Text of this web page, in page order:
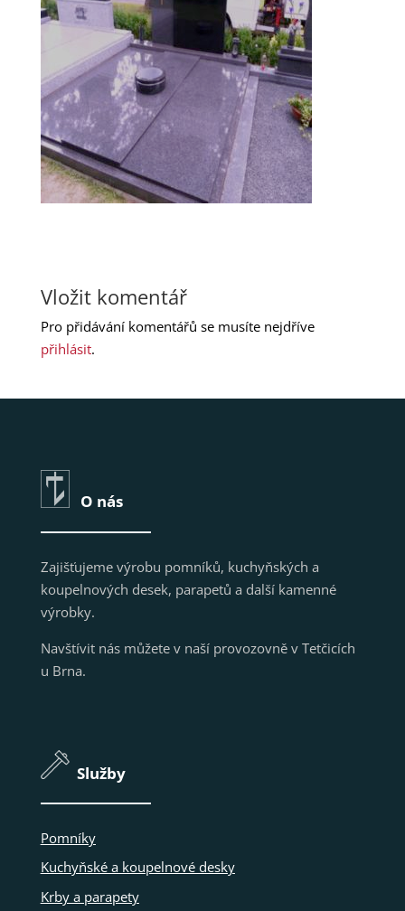
Vložit komentář
Pro přidávání komentářů se musíte nejdříve
přihlásit.
O nás
Zajišťujeme výrobu pomníků, kuchyňských a
koupelnových desek, parapetů a další kamenné
výrobky.
Navštívit nás můžete v naší provozovně v Tetčicích
u Brna.
Služby
Pomníky
Kuchyňské a koupelnové desky
Krby a parapety